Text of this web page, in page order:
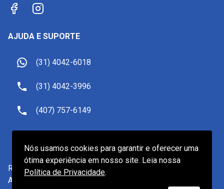
AJUDA E SUPORTE
(31) 4042-6018
(31) 4042-3996
(407) 757-6149
Receptivo Viagens LTDA.-CNPJ
Av. do Contorno, 2905, Belo Horizonte/MG - CEP 30110-
Nós usamos cookies para garantir e oferecer uma
ótima experiência em nosso site. Leia nossa
Política de Privacidade.